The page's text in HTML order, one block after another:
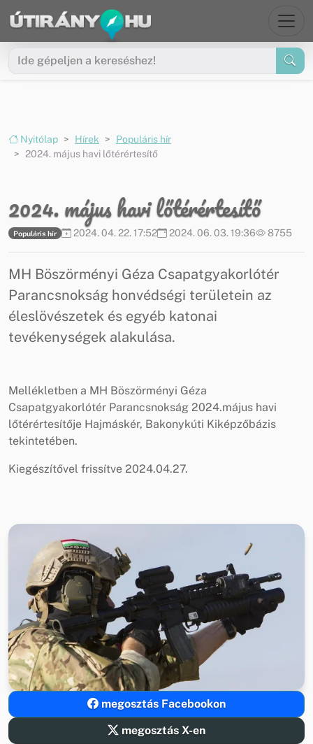
Ugrás a menüre
Ugrás a tartalomra
Nyitólap Hírek
Populáris hír
2024. május havi lőtérértesítő
2024. május havi lőtérértesítő
Populáris hír 2024. 04. 22. 17:52 2024. 06. 03. 19:36 8755
MH Böszörményi Géza Csapatgyakorlótér
Parancsnokság honvédségi területein az
éleslövészetek és egyéb katonai
tevékenységek alakulása.
Mellékletben a MH Böszörményi Géza
Csapatgyakorlótér Parancsnokság 2024.május havi
lőtérértesítője Hajmáskér, Bakonykúti Kiképzőbázis
tekintetében.
Kiegészítővel frissítve 2024.04.27.
megosztás Facebookon
megosztás X-en